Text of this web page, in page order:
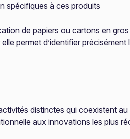
spécifiques à ces produits
de papiers ou cartons en
permet d’identifier
distinctes qui coexistent
aux innovations les plus